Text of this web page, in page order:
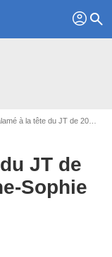
profil search
tête du JT de 20h de France 2, Anne-Sophie Lapix réagit !
JT de
Sophie